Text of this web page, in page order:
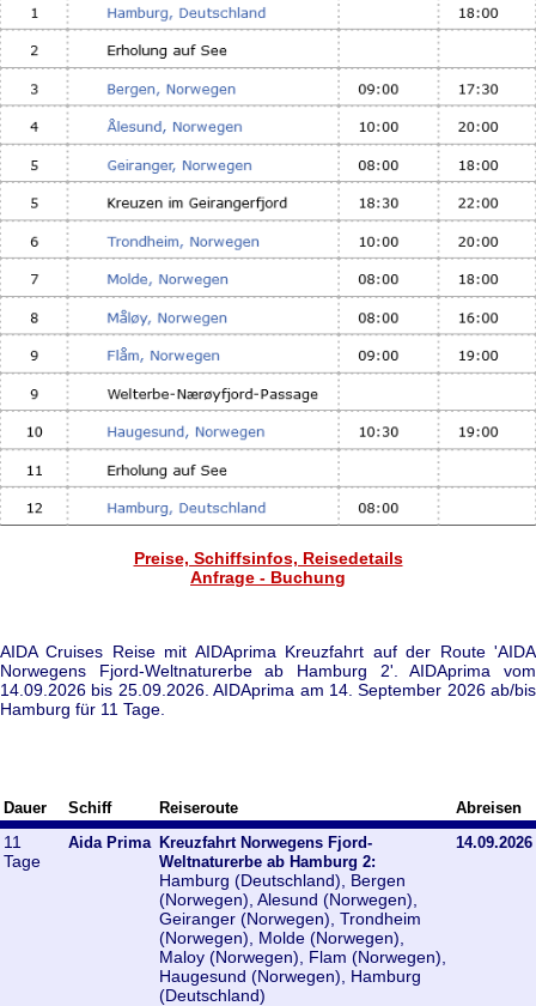
Preise, Schiffsinfos, Reisedetails
Anfrage - Buchung
AIDA Cruises Reise mit AIDAprima Kreuzfahrt auf der Route 'AIDA
Norwegens Fjord-Weltnaturerbe ab Hamburg 2'. AIDAprima vom
14.09.2026 bis 25.09.2026. AIDAprima am 14. September 2026 ab/bis
Hamburg für 11 Tage.
Dauer Schiff Reiseroute Abreisen
11
Tage
Aida Prima Kreuzfahrt Norwegens Fjord-
Weltnaturerbe ab Hamburg 2:
Hamburg (Deutschland), Bergen
(Norwegen), Alesund (Norwegen),
Geiranger (Norwegen), Trondheim
(Norwegen), Molde (Norwegen),
Maloy (Norwegen), Flam (Norwegen),
Haugesund (Norwegen), Hamburg
(Deutschland)
14.09.2026